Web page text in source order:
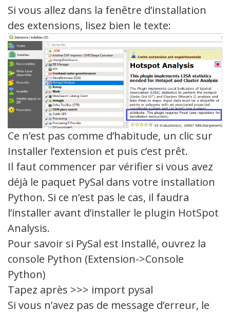
Si vous allez dans la fenêtre d’installation
des extensions, lisez bien le texte:
Ce n’est pas comme d’habitude, un clic sur
Installer l’extension et puis c’est prêt.
Il faut commencer par vérifier si vous avez
déjà le paquet PySal dans votre installation
Python. Si ce n’est pas le cas, il faudra
l’installer avant d’installer le plugin HotSpot
Analysis.
Pour savoir si PySal est Installé, ouvrez la
console Python (Extension->Console
Python)
Tapez après >>> import pysal
Si vous n’avez pas de message d’erreur, le